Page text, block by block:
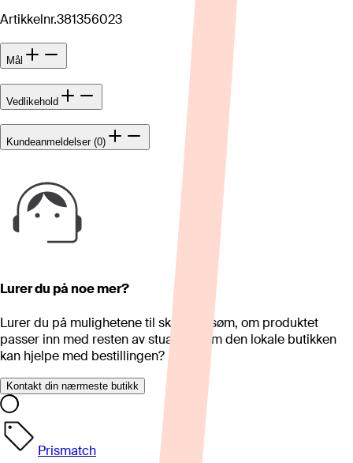
Artikkelnr.381356023
Mål
Vedlikehold
Kundeanmeldelser (0)
Lurer du på noe mer?
Lurer du på mulighetene til skreddersøm, om produktet
passer inn med resten av stua eller om den lokale butikken
kan hjelpe med bestillingen?
Kontakt din nærmeste butikk
Prismatch